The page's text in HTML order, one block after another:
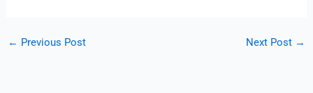
← Previous Post Next Post →